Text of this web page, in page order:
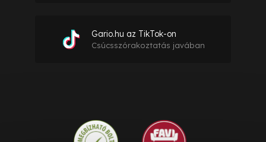
Gario.hu az TikTok-on
Csúcsszórakoztatás javában